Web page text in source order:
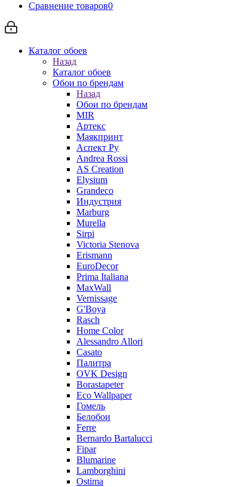
Сравнение товаров0
Каталог обоев
Назад
Каталог обоев
Обои по брендам
Назад
Обои по брендам
MIR
Артекс
Маякпринт
Аспект Ру
Andrea Rossi
AS Creation
Elysium
Grandeco
Индустрия
Marburg
Murella
Sirpi
Victoria Stenova
Erismann
EuroDecor
Prima Italiana
MaxWall
Vernissage
G'Boya
Rasch
Home Color
Alessandro Allori
Casato
Палитра
OVK Design
Borastapeter
Eco Wallpaper
Гомель
Белобои
Ferre
Bernardo Bartalucci
Fipar
Blumarine
Lamborghini
Ostima